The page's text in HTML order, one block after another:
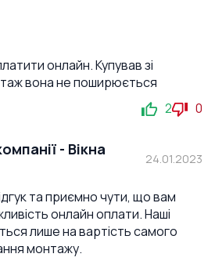
онлайн. Купував зі
вона не поширюється
2 0
- Вікна
24.01.2023
та приємно чути, що вам
онлайн оплати. Наші
лише на вартість самого
монтажу.